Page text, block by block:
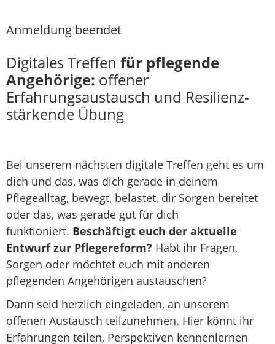
Anmeldung beendet
Digitales Treffen für pflegende
Angehörige: offener
Erfahrungsaustausch und Resilienz-
stärkende Übung
Bei unserem nächsten digitale Treffen geht es um
dich und das, was dich gerade in deinem
Pflegealltag, bewegt, belastet, dir Sorgen bereitet
oder das, was gerade gut für dich
funktioniert. Beschäftigt euch der aktuelle
Entwurf zur Pflegereform? Habt ihr Fragen,
Sorgen oder möchtet euch mit anderen
pflegenden Angehörigen austauschen?
Dann seid herzlich eingeladen, an unserem
offenen Austausch teilzunehmen. Hier könnt ihr
Erfahrungen teilen, Perspektiven kennenlernen